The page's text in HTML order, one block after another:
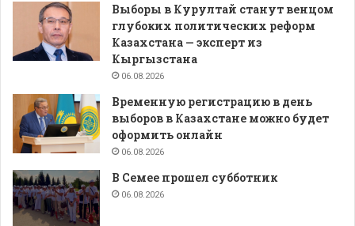
Выборы в Курултай станут венцом
глубоких политических реформ
Казахстана — эксперт из
Кыргызстана
06.08.2026
Временную регистрацию в день
выборов в Казахстане можно будет
оформить онлайн
06.08.2026
В Семее прошел субботник
06.08.2026